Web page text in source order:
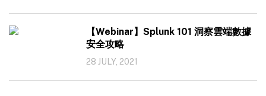
【Webinar】Splunk 101 洞察雲端數據
安全攻略
28 JULY, 2021